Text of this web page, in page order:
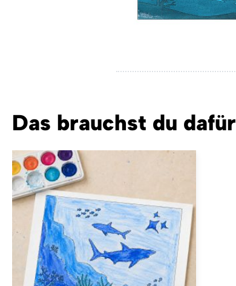
Das brauchst du dafür